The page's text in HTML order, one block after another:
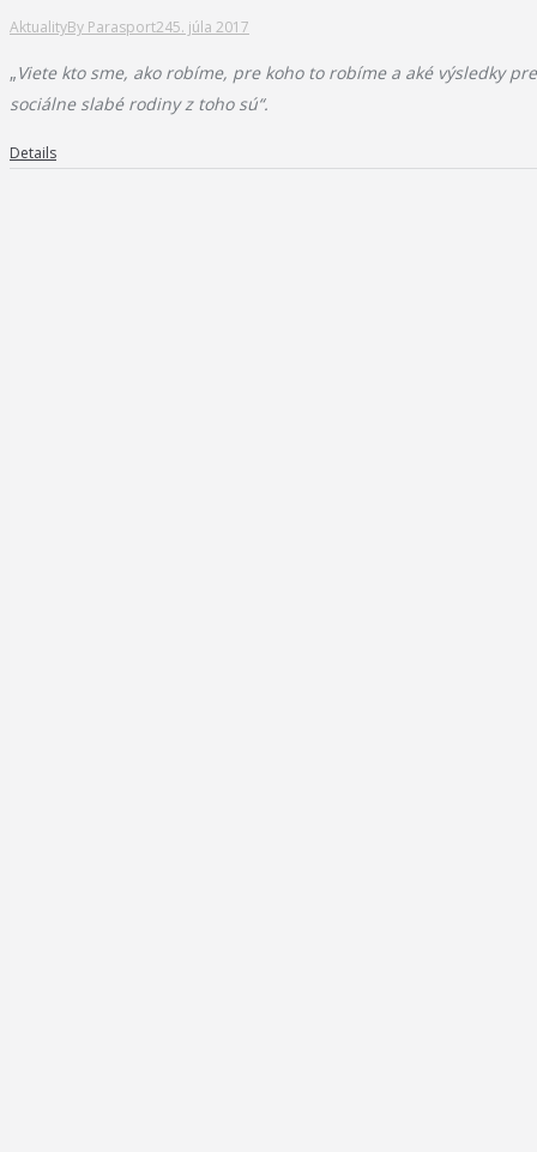
AktualityBy Parasport245. júla 2017
„Viete kto sme, ako robíme, pre koho to robíme a aké výsledky
sociálne slabé rodiny z toho sú“.
Details